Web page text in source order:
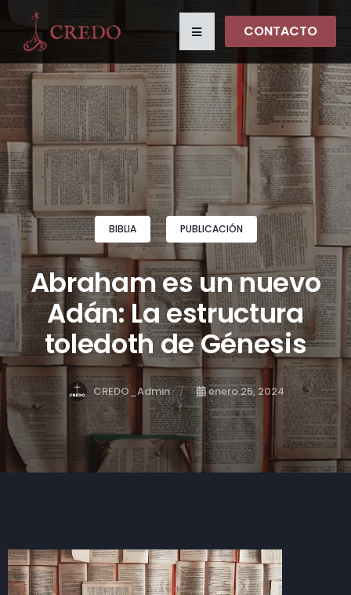
CONTACTO
BIBLIA PUBLICACIÓN
Abraham es un nuevo
Adán: La estructura
toledoth de Génesis
CREDO_Admin enero 25, 2024